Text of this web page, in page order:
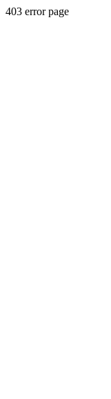
403 error page